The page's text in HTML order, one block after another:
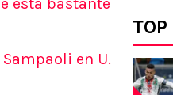
en U.
TOP